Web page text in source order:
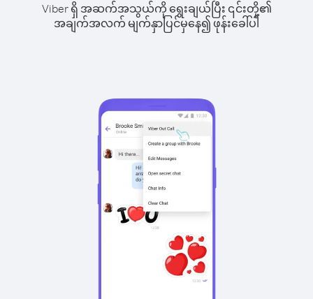
Viber ရှိ အဆက်အသွယ်ကို ရွေးချယ်ပြီး ၎င်းတို့၏
အချက်အလက် မျက်နှာပြင်မှနေ၍ ဖုန်းခေါ်ပါ